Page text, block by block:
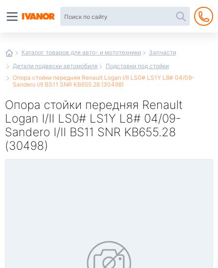
Каталог товаров для авто- и мототехники
Запчасти
Детали подвески автомобиля
Подставки под стойки
Опора стойки передняя Renault Logan I/II LS0# LS1Y L8# 04/09-
Sandero I/II BS11 SNR KB655.28 (30498)
Опора стойки передняя Renault
Logan I/II LS0# LS1Y L8# 04/09-
Sandero I/II BS11 SNR KB655.28
(30498)
интернет-